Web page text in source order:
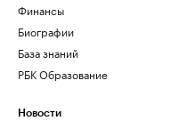
Финансы
Биографии
База знаний
РБК Образование
Новости